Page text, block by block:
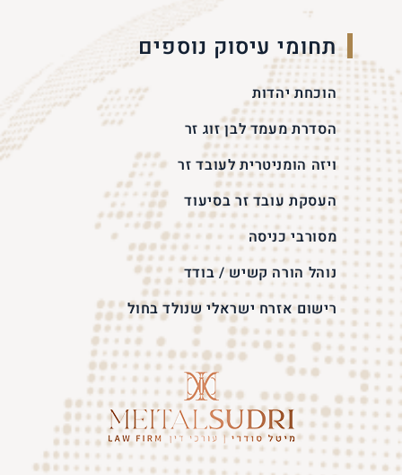
תחומי עיסוק נוספים
הוכחת יהדות
הסדרת מעמד לבן זוג זר
ויזה הומניטרית לעובד זר
העסקת עובד זר בסיעוד
מסורבי כניסה
נוהל הורה קשיש / בודד
רישום אזרח ישראלי שנולד בחול